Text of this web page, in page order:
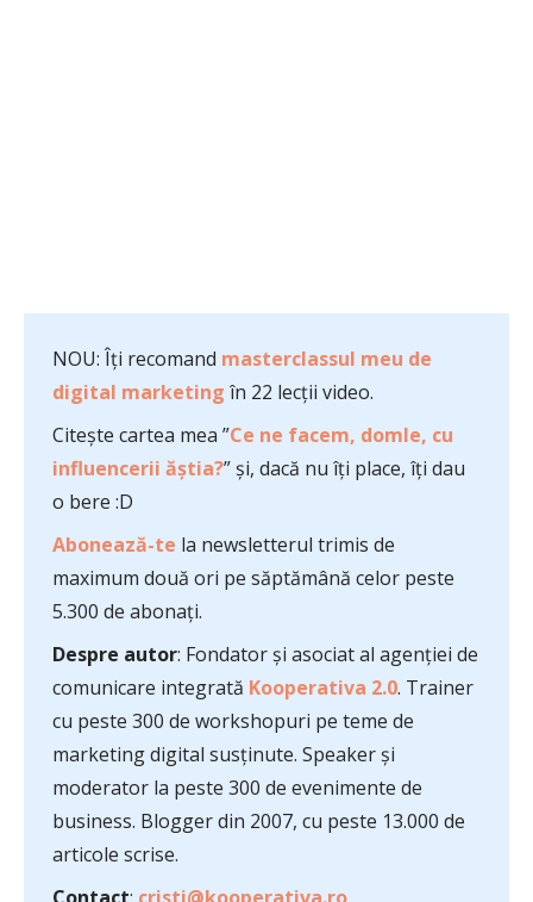
NOU: Îți recomand masterclassul meu de
digital marketing în 22 lecții video.
Citește cartea mea ”Ce ne facem, domle, cu
influencerii ăștia?” și, dacă nu îți place, îți dau
o bere :D
Abonează-te la newsletterul trimis de
maximum două ori pe săptămână celor peste
5.300 de abonați.
Despre autor: Fondator și asociat al agenției de
comunicare integrată Kooperativa 2.0. Trainer
cu peste 300 de workshopuri pe teme de
marketing digital susținute. Speaker și
moderator la peste 300 de evenimente de
business. Blogger din 2007, cu peste 13.000 de
articole scrise.